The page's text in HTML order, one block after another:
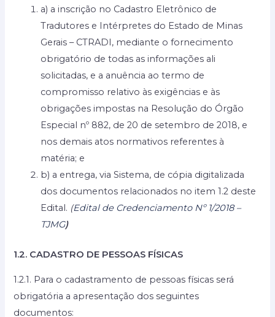
a) a inscrição no Cadastro Eletrônico de
Tradutores e Intérpretes do Estado de Minas
Gerais – CTRADI, mediante o fornecimento
obrigatório de todas as informações ali
solicitadas, e a anuência ao termo de
compromisso relativo às exigências e às
obrigações impostas na Resolução do Órgão
Especial nº 882, de 20 de setembro de 2018, e
nos demais atos normativos referentes à
matéria; e
b) a entrega, via Sistema, de cópia digitalizada
dos documentos relacionados no item 1.2 deste
Edital. (Edital de Credenciamento Nº 1/2018 –
TJMG)
1.2. CADASTRO DE PESSOAS FÍSICAS
1.2.1. Para o cadastramento de pessoas físicas será
obrigatória a apresentação dos seguintes
documentos: